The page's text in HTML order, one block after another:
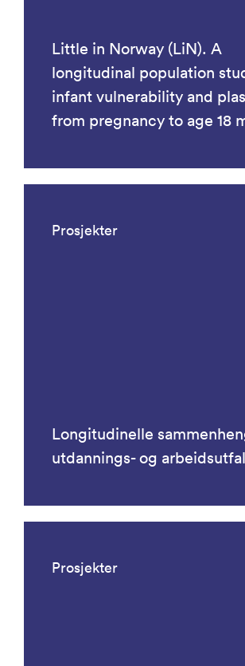
Little in Norway (LiN). A
longitudinal population
infant vulnerability and
from pregnancy to age 18
Prosjekter
Longitudinelle
utdannings- og
Prosjekter